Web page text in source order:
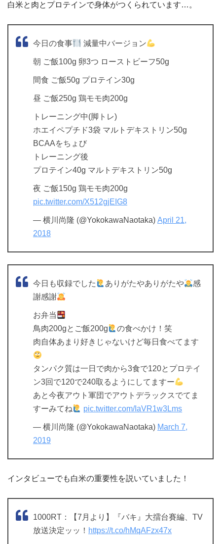
白米と肉とプロテインで身体がつくられています…。
今日の食事 減量中バージョン
朝 ご飯100g 卵3つ ローストビーフ50g
間食 ご飯50g プロテイン30g
昼 ご飯250g 鶏モモ肉200g
トレーニング中(脚トレ)
ホエイペプチド3袋 マルトデキストリン50g
BCAAをちょび
トレーニング後
プロテイン40g マルトデキストリン50g
夜 ご飯150g 鶏モモ肉200g
pic.twitter.com/X512gjEIG8
— 横川尚隆 (@YokokawaNaotaka) April 21,
2018
今日も収録でした ありがたやありがたや
感
謝感謝
お弁当
鳥肉200gとご飯200g
の食べかけ！笑
肉自体あまり好きじゃないけど毎日食べてます
タンパク質は一日で肉から3食で120とプロテイ
ン3回で120で240取るようにしてますー
あと今夜アウト軍団でアウトデラックスでてま
すーみてね
pic.twitter.com/IaVR1w3Lms
— 横川尚隆 (@YokokawaNaotaka) March 7,
2019
インタビューでも白米の重要性を説いていました！
1000RT：【7月より】『バキ』大擂台賽編、TV
放送決定ッッ！ https://t.co/hMqAFzx47x